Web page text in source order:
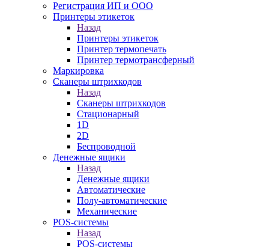
Регистрация ИП и ООО
Принтеры этикеток
Назад
Принтеры этикеток
Принтер термопечать
Принтер термотрансферный
Маркировка
Сканеры штрихкодов
Назад
Сканеры штрихкодов
Стационарный
1D
2D
Беспроводной
Денежные ящики
Назад
Денежные ящики
Автоматические
Полу-автоматические
Механические
POS-системы
Назад
POS-системы